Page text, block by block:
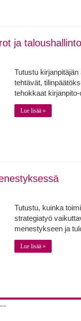
ja taloushallinto
Tutustu
tehtävät,
tehokkaat kirjanpito-
Lue lisää »
Tutustu, kuinka
strategiatyö
menestykseen ja
Lue lisää »
...